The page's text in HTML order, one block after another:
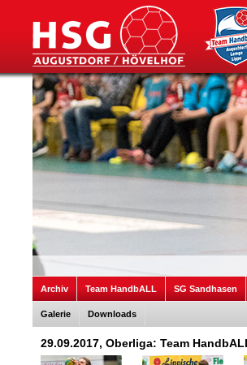
Archiv Team HandbALL SG Sandhasen
Galerie Downloads
29.09.2017, Oberliga: Team